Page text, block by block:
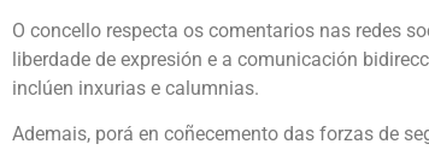
O concello respecta os comentarios nas redes
liberdade de expresión e a comunicación
inclúen inxurias e calumnias.
Ademais, porá en coñecemento das forzas de